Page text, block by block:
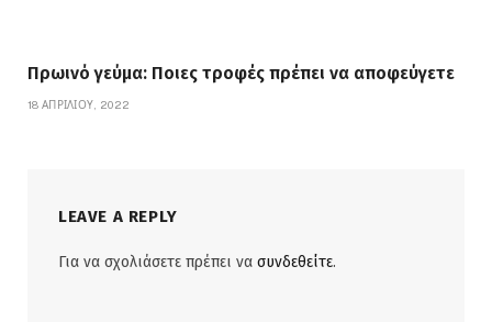
Πρωινό γεύμα: Ποιες τροφές πρέπει να αποφεύγετε
18 ΑΠΡΙΛΊΟΥ, 2022
LEAVE A REPLY
Για να σχολιάσετε πρέπει να συνδεθείτε.